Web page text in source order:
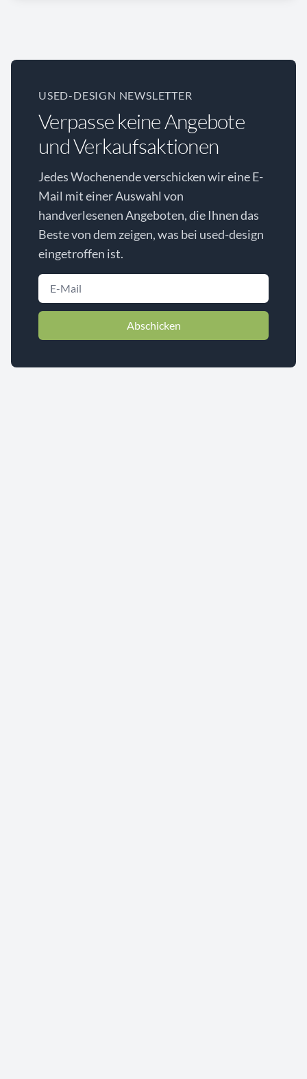
USED-DESIGN NEWSLETTER
Verpasse keine Angebote
und Verkaufsaktionen
Jedes Wochenende verschicken wir eine E-
Mail mit einer Auswahl von
handverlesenen Angeboten, die Ihnen das
Beste von dem zeigen, was bei used-design
eingetroffen ist.
Abschicken